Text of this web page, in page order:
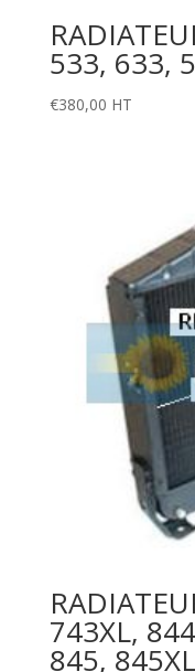
533, 633,
€380,00 HT
743XL,
845, 845XL